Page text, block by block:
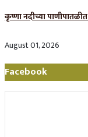
कृष्णा नदीच्या
August 01, 2026
Facebook